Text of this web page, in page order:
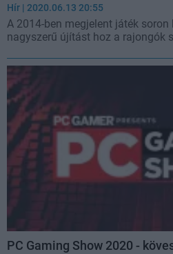
Hír | 2020.06.13 20:55
A 2014-ben megjelent játék
nagyszerű újítást hoz a rajongók
PC Gaming Show 2020 -